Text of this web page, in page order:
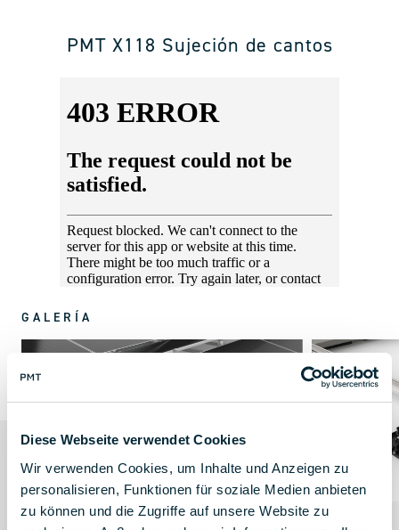
Diese Webseite verwendet Cookies
Wir verwenden Cookies, um Inhalte und Anzeigen zu
personalisieren, Funktionen für soziale Medien anbieten
zu können und die Zugriffe auf unsere Website zu
PMT X118 Sujeción de cantos
GALERÍA